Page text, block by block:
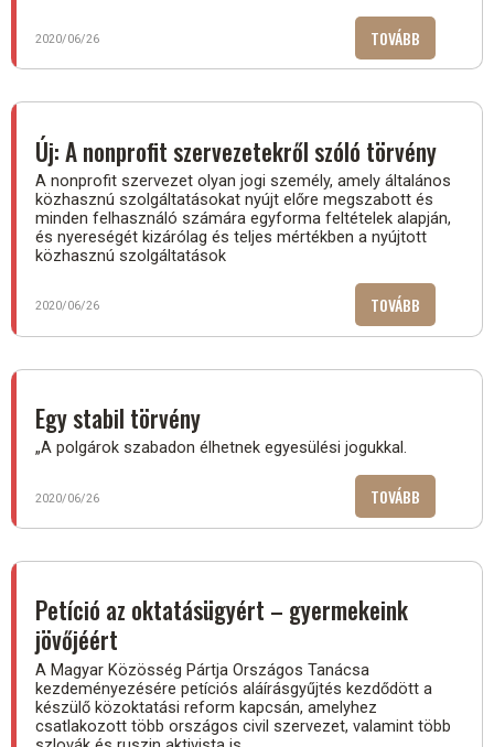
2020/06/26 TOVÁBB
A
SZABÁLYAI)
Új: A nonprofit szervezetekről szóló törvény
A nonprofit szervezet olyan jogi személy, amely általános
közhasznú szolgáltatásokat nyújt előre megszabott és
minden felhasználó számára egyforma feltételek alapján,
és nyereségét kizárólag és teljes mértékben a nyújtott
közhasznú szolgáltatások
2020/06/26 TOVÁBB
A
Egy stabil törvény
„A polgárok szabadon élhetnek egyesülési jogukkal.
2020/06/26 TOVÁBB
STABIL
Petíció az oktatásügyért – gyermekeink
jövőjéért
A Magyar Közösség Pártja Országos Tanácsa
kezdeményezésére petíciós aláírásgyűjtés kezdődött a
készülő közoktatási reform kapcsán, amelyhez
csatlakozott több országos civil szervezet, valamint több